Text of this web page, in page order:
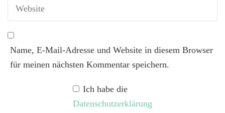
Name, E-Mail-Adresse und Website in diesem Browser
für meinen nächsten Kommentar speichern.
Ich habe die
Datenschutzerklärung